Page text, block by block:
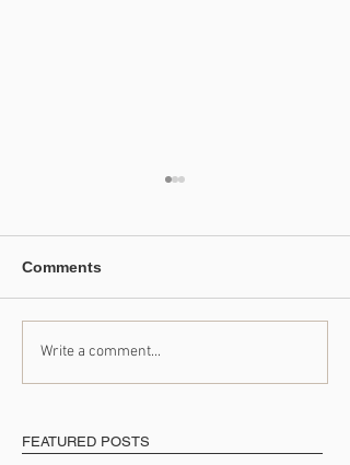
FEATURED POSTS
たくさんの出会いに支え
られて
Comments
Write a comment...